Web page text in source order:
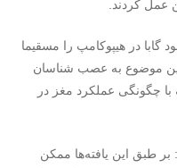
عمل کردند.
در هیپوکامپ را مسقیما
موضوع به عصب شناسان
چگونگی عملکرد مغز در
بر طبق این یافته‌ها ممکن